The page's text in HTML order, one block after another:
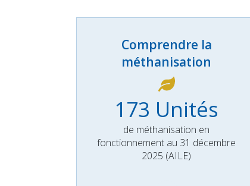
Comprendre la
méthanisation
173 Unités
de méthanisation en
fonctionnement au 31 décembre
2025 (AILE)